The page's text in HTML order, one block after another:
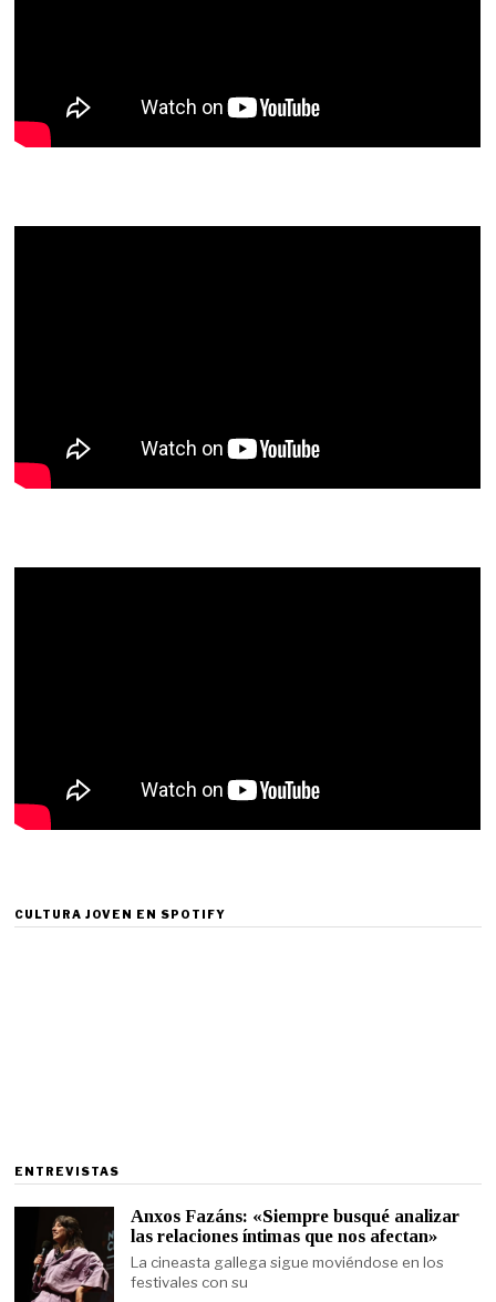
CULTURA JOVEN EN SPOTIFY
ENTREVISTAS
Anxos Fazáns: «Siempre busqué analizar
las relaciones íntimas que nos afectan»
La cineasta gallega sigue moviéndose en los
festivales con su